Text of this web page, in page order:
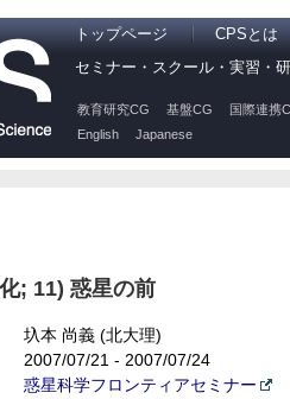
トップページ
CPSとは
セミナー・スクール・実習・
教育研究CG 基盤CG
国際連携
English
Japanese
; 11) 惑星の前
圦本 尚義 (北大理)
2007/07/21 - 2007/07/24
惑星科学フロンティアセミナー